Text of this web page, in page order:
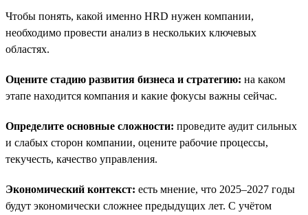
Чтобы понять, какой именно HRD нужен компании,
необходимо провести анализ в нескольких ключевых
областях.
Оцените стадию развития бизнеса и стратегию: на каком
этапе находится компания и какие фокусы важны сейчас.
Определите основные сложности: проведите аудит сильных
и слабых сторон компании, оцените рабочие процессы,
текучесть, качество управления.
Экономический контекст: есть мнение, что 2025–2027 годы
будут экономически сложнее предыдущих лет. С учётом